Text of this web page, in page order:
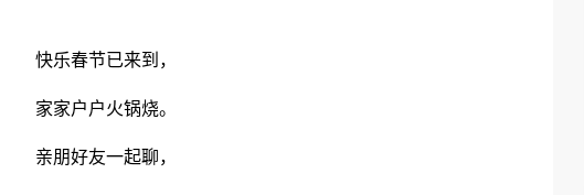
快乐春节已来到，
家家户户火锅烧。
亲朋好友一起聊，